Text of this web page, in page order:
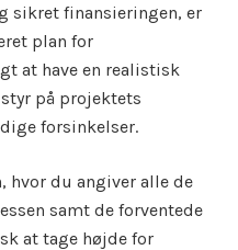
sikret finansieringen, er
plan for
at have en realistisk
på projektets
forsinkelser.
hvor du angiver alle de
samt de forventede
at tage højde for